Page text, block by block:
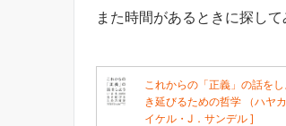
また時間があるときに探して
これからの「正義」の話を
き延びるための哲学 （ハヤ
イケル・J．サンデル ]